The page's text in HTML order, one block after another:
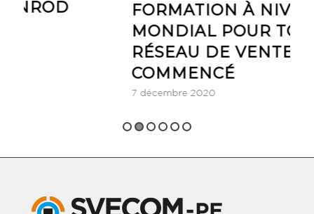
FORMATION À NIVEAU
MONDIAL POUR TOUT LE
RÉSEAU DE VENTE ONT
COMMENCÉ
7 décembre 2020